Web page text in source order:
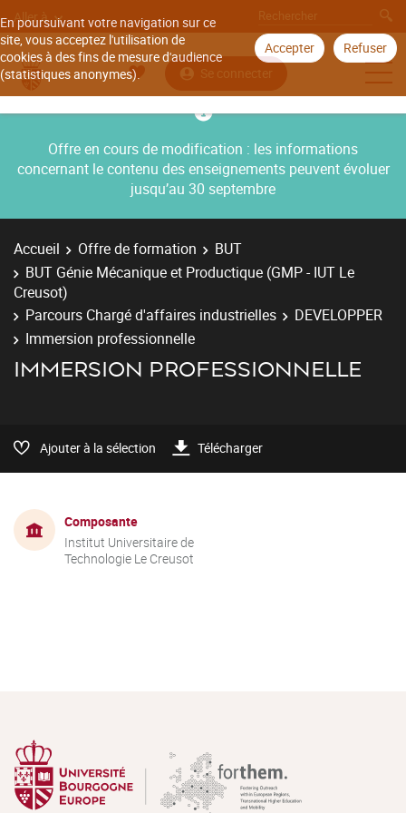
En poursuivant votre navigation sur ce
site, vous acceptez l'utilisation de
cookies à des fins de mesure d'audience
(statistiques anonymes).
Accepter Refuser
Aller à
Se connecter
Offre en cours de modification : les informations
concernant le contenu des enseignements peuvent évoluer
jusqu’au 30 septembre
Accueil Offre de formation
BUT
BUT Génie Mécanique et Productique (GMP - IUT Le
Creusot)
Parcours Chargé d'affaires industrielles
DEVELOPPER
Immersion professionnelle
IMMERSION PROFESSIONNELLE
Ajouter à la sélection Télécharger
Composante
Institut Universitaire de
Technologie Le Creusot